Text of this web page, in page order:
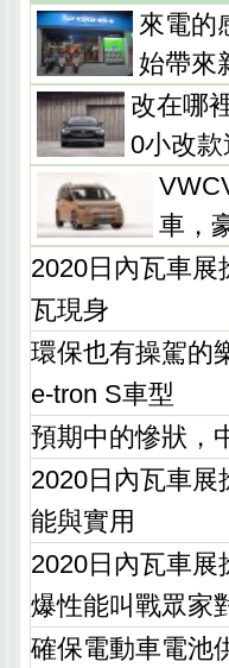
來電的
始帶來
改在哪
0小改
車，
2020日內瓦車展
瓦現身
環保也有操駕的
e-tron S車型
預期中的慘狀，
2020日內瓦車展
能與實用
2020日內瓦車
爆性能叫戰眾家
確保電動車電池